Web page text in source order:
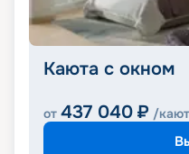
Каюта с окном
от 437 040 ₽ /